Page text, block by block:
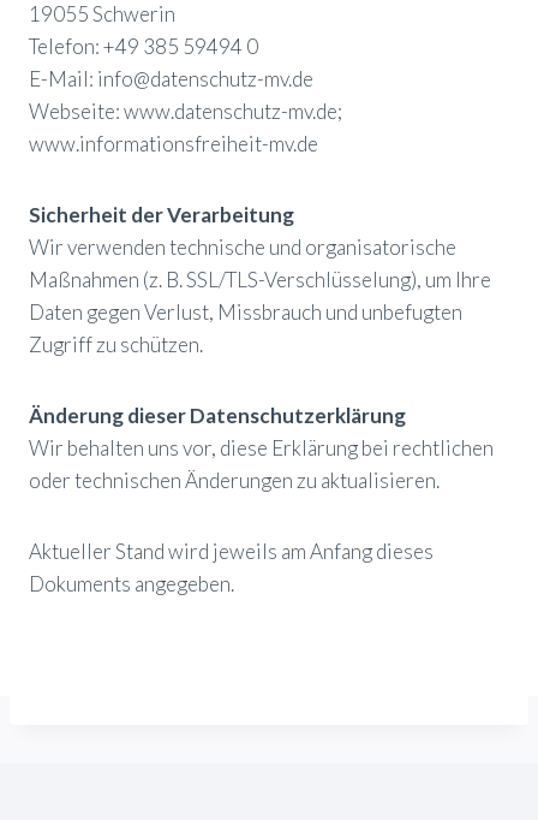
19055 Schwerin
Telefon: +49 385 59494 0
E-Mail: info@datenschutz-mv.de
Webseite: www.datenschutz-mv.de;
www.informationsfreiheit-mv.de
Sicherheit der Verarbeitung
Wir verwenden technische und organisatorische
Maßnahmen (z. B. SSL/TLS-Verschlüsselung), um Ihre
Daten gegen Verlust, Missbrauch und unbefugten
Zugriff zu schützen.
Änderung dieser Datenschutzerklärung
Wir behalten uns vor, diese Erklärung bei rechtlichen
oder technischen Änderungen zu aktualisieren.
Aktueller Stand wird jeweils am Anfang dieses
Dokuments angegeben.